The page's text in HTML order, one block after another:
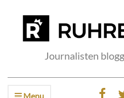
Journalisten
Menu